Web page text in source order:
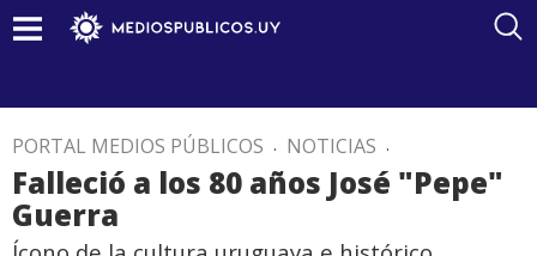
PORTAL MEDIOS PÚBLICOS . NOTICIAS .
Falleció a los 80 años José "Pepe"
Guerra